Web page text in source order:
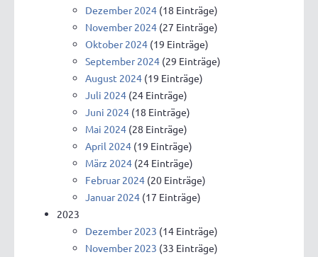
Dezember 2024 (18 Einträge)
November 2024 (27 Einträge)
Oktober 2024 (19 Einträge)
September 2024 (29 Einträge)
August 2024 (19 Einträge)
Juli 2024 (24 Einträge)
Juni 2024 (18 Einträge)
Mai 2024 (28 Einträge)
April 2024 (19 Einträge)
März 2024 (24 Einträge)
Februar 2024 (20 Einträge)
Januar 2024 (17 Einträge)
2023
Dezember 2023 (14 Einträge)
November 2023 (33 Einträge)